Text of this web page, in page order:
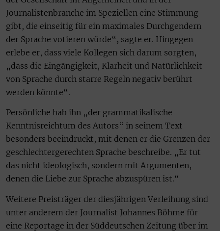
Journalistenbranche im Speziellen eine Stimmung
gibt, die einseitig für ein maximales Durchgendern
der Sprache votieren würde“, sagte er. Hingegen
erlebe er, dass viele Kollegen sich darum sorgten,
„dass die Eingängigkeit, Klarheit und Natürlichkeit
von Sprache durch starre Regeln negativ berührt
werden könnte“.
Persönliche hab ihn „der grammatikalische
Kenntnisreichtum des Autors“ in seinem Text
besonders beeindruckt, mit denen er die Grenzen der
geschlechtergerechten Sprache beschreibe. „Er tut
das nicht ideologisch, sondern mit Argumenten,
denen die Liebe zur Sprache abzuspüren ist.“
Weitere Preisträger der diesjährigen Verleihung sind
unter anderem der Journalist Johannes Böhme für
eine Reportage in der Süddeutschen Zeitung über im